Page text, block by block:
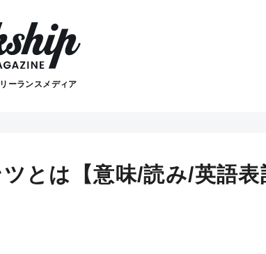
ーランスメディア
とは【意味/読み/英語